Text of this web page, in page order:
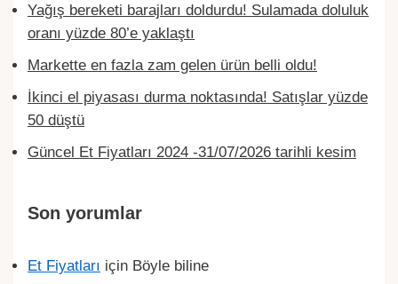
Yağış bereketi barajları doldurdu! Sulamada doluluk
oranı yüzde 80’e yaklaştı
Markette en fazla zam gelen ürün belli oldu!
İkinci el piyasası durma noktasında! Satışlar yüzde
50 düştü
Güncel Et Fiyatları 2024 -31/07/2026 tarihli kesim
Son yorumlar
Et Fiyatları için Böyle biline